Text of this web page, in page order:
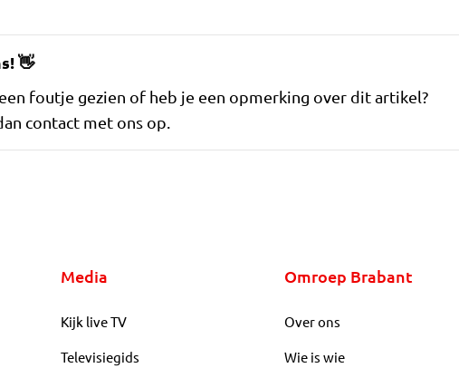
👋
foutje gezien of heb je een opmerking over dit artikel?
contact met ons op.
Media
Kijk live TV
Televisiegids
Omroep Brabant
Over ons
Wie is wie